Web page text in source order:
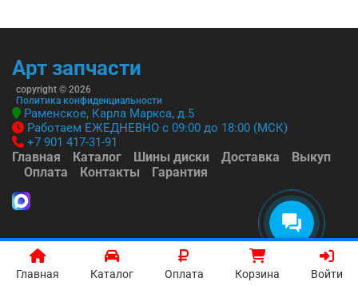
Главная Каталог Оплата Корзина Войти
Арт запчасти
copyright © 2026
Политика конфиденциальности
Раменское, Карла Маркса, д.5
Работаем ЕЖЕДНЕВНО с 09:00 до 18:00 (МСК)
+7 901 417-31-91
Главная Каталог Шины диски Доставка
Выкуп
Оплата
Контакты Гарантия